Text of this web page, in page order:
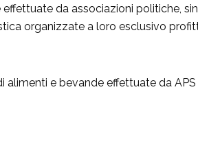
da associazioni politiche,
organizzate a loro esclusivo
e bevande effettuate da